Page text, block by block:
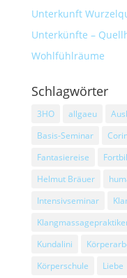
Unterkunft
Unterkünfte –
Wohlfühlräume
Schlagwörter
3HO allgaeu
Basis-Seminar
Fantasiereise
Helmut Bräuer
Intensivseminar
Kundalini
Körperschule
Liebe